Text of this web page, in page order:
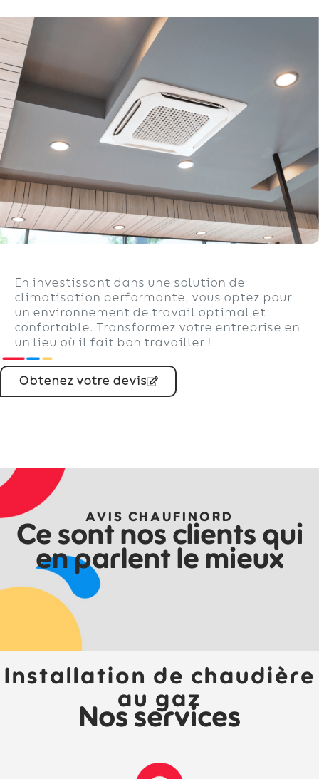
En investissant dans une solution de
climatisation performante, vous optez pour
un environnement de travail optimal et
confortable. Transformez votre entreprise en
un lieu où il fait bon travailler !
Obtenez votre devis
AVIS CHAUFINORD
Ce sont nos clients qui
en parlent le mieux
Installation de chaudière
au gaz
Nos services